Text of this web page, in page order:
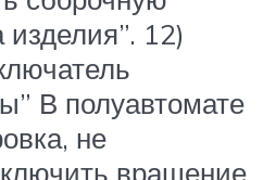
12)
В полуавтомате
не
вращение